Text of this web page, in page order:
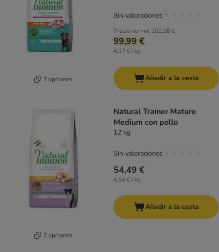
2 opciones
Precio normal 102,98 €
99,99 €
4,17 € / kg
Sin valoraciones
Añadir a la cesta
2 opciones
Natural Trainer Mature
Medium con pollo
12 kg
54,49 €
4,54 € / kg
Sin valoraciones
Añadir a la cesta